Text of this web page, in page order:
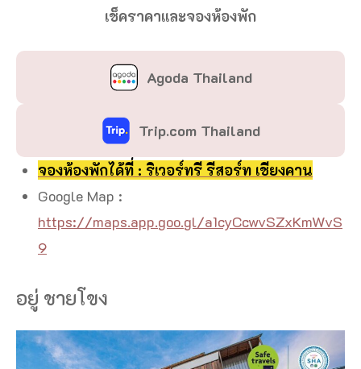
เช็คราคาและจองห้องพัก
Agoda Thailand
Trip.com Thailand
จองห้องพักได้ที่ : ริเวอร์ทรี รีสอร์ท เชียงคาน
Google Map :
https://maps.app.goo.gl/a1cyCcwvSZxKmWvS
9
อยู่ ชายโขง